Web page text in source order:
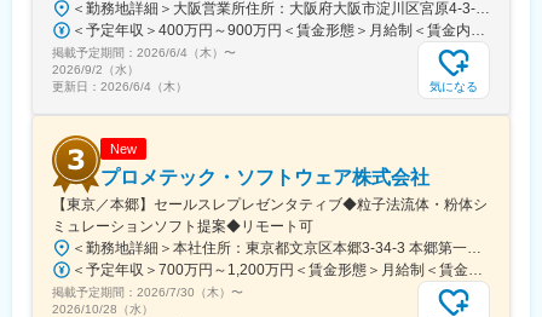
変更の範囲：無
＜勤務地詳細＞大阪営業所住所：大阪府大阪市淀川区宮原4-3-7 MPR新大阪ビル4F受動喫煙対策：屋内全面禁煙変更の範囲：会社の定める事業所
＜予定年収＞400万円～900万円＜賃金形態＞月給制＜賃金内訳＞月額（基本給）：247,423円～556,701円固定残業手当/月：85,911円～193,299円（固定残業時間45時間0分/月）超過した時間外労働の残業手当は追加支給＜月給＞333,334円～750,000円（一律手当を含む）＜昇給有無＞有＜残業手当＞有＜給与補足＞※経験、スキル、年齢を考慮の上、当社規定により決定※年収構成：月給×12ヶ月■人事評価：年2回※評価に応じて給与改定を実施賃金はあくまでも目安の金額であり、選考を通じて上下する可能性があります。月給(月額)は固定手当を含めた表記です。
掲載予定期間： 2026/6/4（木） 〜
2026/9/2（水）
更新日： 2026/6/4（木） 気になる
New
プロメテック・ソフトウェア株式会社
【東京／本郷】セールスレプレゼンタティブ◆粒子法流体・粉体シ
ミュレーションソフト提案◆リモート可
＜勤務地詳細＞本社住所：東京都文京区本郷3-34-3 本郷第一ビル8F受動喫煙対策：屋内全面禁煙変更の範囲：会社の定める事業所（リモートワーク含む）
＜予定年収＞700万円～1,200万円＜賃金形態＞月給制＜賃金内訳＞月額（基本給）：333,333円～571,429円固定残業手当/月：104,167円～178,571円（固定残業時間40時間0分/月）超過した時間外労働の残業手当は追加支給＜月給＞437,500円～750,000円（一律手当を含む）＜昇給有無＞有＜残業手当＞有＜給与補足＞※給与詳細はスキル・経験など考慮の上、当社規定により決定■昇給：年1回（7月）※会社業績と個人業績に基づき実施■賞与：年2回（6月・12月）※賞与規程に従い、会社業績による※2025年度実績あり（夏季・冬季賞与、業績賞与）※2023年度より目標達成度に応じた計画達成報酬金制度を追加賃金はあくまでも目安の金額であり、選考を通じて上下する可能性があります。月給(月額)は固定手当を含めた表記です。
掲載予定期間： 2026/7/30（木） 〜
2026/10/28（水）